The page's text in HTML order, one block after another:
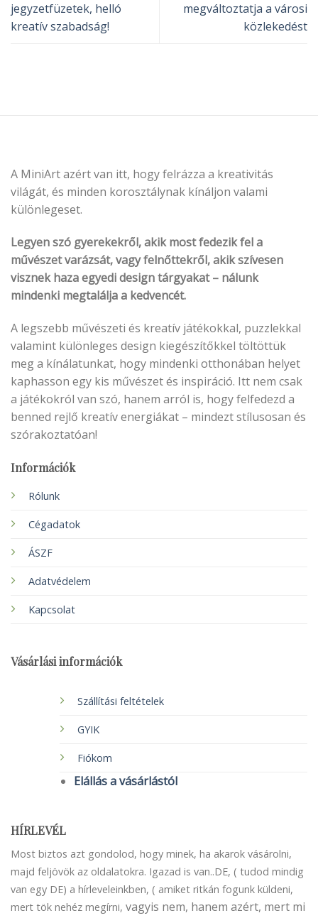
jegyzetfüzetek, helló
kreatív szabadság!
megváltoztatja a városi
közlekedést
A MiniArt azért van itt, hogy felrázza a kreativitás
világát, és minden korosztálynak kínáljon valami
különlegeset.
Legyen szó gyerekekről, akik most fedezik fel a
művészet varázsát, vagy felnőttekről, akik szívesen
visznek haza egyedi design tárgyakat – nálunk
mindenki megtalálja a kedvencét.
A legszebb művészeti és kreatív játékokkal, puzzlekkal
valamint különleges design kiegészítőkkel töltöttük
meg a kínálatunkat, hogy mindenki otthonában helyet
kaphasson egy kis művészet és inspiráció. Itt nem csak
a játékokról van szó, hanem arról is, hogy felfedezd a
benned rejlő kreatív energiákat – mindezt stílusosan és
szórakoztatóan!
Információk
Rólunk
Cégadatok
ÁSZF
Adatvédelem
Kapcsolat
Vásárlási információk
Szállítási feltételek
GYIK
Fiókom
Elállás a vásárlástól
HÍRLEVÉL
Most biztos azt gondolod, hogy minek, ha akarok vásárolni,
majd feljövök az oldalatokra. Igazad is van..DE, ( tudod mindig
van egy DE) a hírleveleinkben, ( amiket ritkán fogunk küldeni,
mert tök nehéz megírni, vagyis nem, hanem azért, mert mi